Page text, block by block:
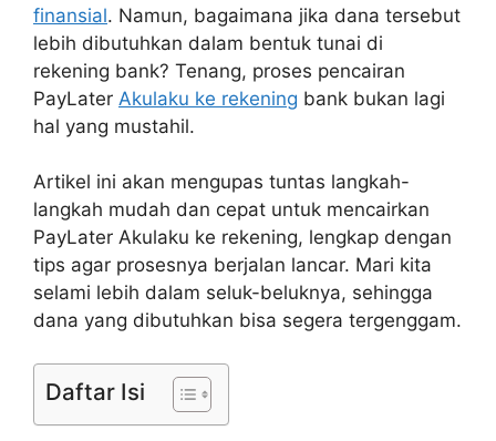
finansial. Namun, bagaimana jika dana tersebut
lebih dibutuhkan dalam bentuk tunai di
rekening bank? Tenang, proses pencairan
PayLater Akulaku ke rekening bank bukan lagi
hal yang mustahil.
Artikel ini akan mengupas tuntas langkah-
langkah mudah dan cepat untuk mencairkan
PayLater Akulaku ke rekening, lengkap dengan
tips agar prosesnya berjalan lancar. Mari kita
selami lebih dalam seluk-beluknya, sehingga
dana yang dibutuhkan bisa segera tergenggam.
Daftar Isi